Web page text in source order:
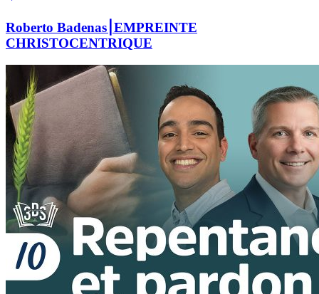
Roberto Badenas⎮EMPREINTE
CHRISTOCENTRIQUE